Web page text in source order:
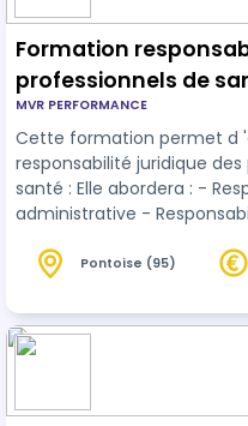
Formation
professionnels de
MVR PERFORMANCE
Cette formation permet d
responsabilité juridique
santé : Elle abordera : - Responsabilité
administrative - Responsabilité personnelle et la
des résidents - Les droit et les devoirs des
référentiel métier des
médico-social - Le
Pontoise (95)